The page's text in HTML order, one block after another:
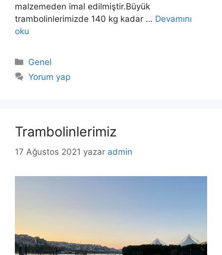
malzemeden imal edilmiştir.Büyük
trambolinlerimizde 140 kg kadar … Devamını
oku
Kategoriler
Genel
Yorum yap
Trambolinlerimiz
17 Ağustos 2021 yazar admin